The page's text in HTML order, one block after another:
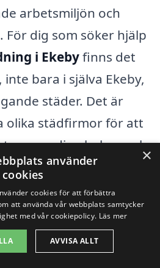
arbetsmiljön och
dig som söker hjälp
i Ekebyfinns det
bara i själva Ekeby,
städer. Det är
olika städfirmor för att
passar dina behov och
du kan överväga att
är:
×
använder
cookies
cookies för att förbättra
att använda vår webbplats samtycker
med vår cookiepolicy. Läs mer
AVVISA ALLT